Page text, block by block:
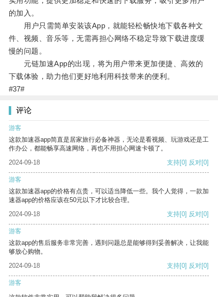
的加入。
用户只需简单安装该App，就能轻松畅快地下载各种文
件、视频、音乐等，无需再担心网络不稳定导致下载进度缓
慢的问题。
元链加速App的出现，将为用户带来更加便捷、高效的
下载体验，助力他们更好地利用科技带来的便利。
#37#
评论
游客
这款加速器app简直是居家旅行必备神器，无论是看视频、玩游戏还是工
作办公，都能畅享高速网络，再也不用担心网速卡顿了。
2024-09-18
支持[0] 反对[0]
游客
这款加速器app的价格有点贵，可以适当降低一些。我个人觉得，一款加
速器app的价格应该在50元以下才比较合理。
2024-09-18
支持[0] 反对[0]
游客
这款app的售后服务非常完善，遇到问题总是能够得到妥善解决，让我能
够放心购物。
2024-09-18
支持[0] 反对[0]
游客